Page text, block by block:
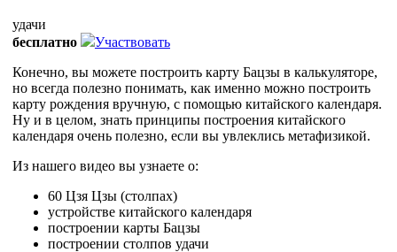
удачи
бесплатно
Участвовать
Конечно, вы можете построить карту Бацзы в калькуляторе,
но всегда полезно понимать, как именно можно построить
карту рождения вручную, с помощью китайского календаря.
Ну и в целом, знать принципы построения китайского
календаря очень полезно, если вы увлеклись метафизикой.
Из нашего видео вы узнаете о:
60 Цзя Цзы (столпах)
устройстве китайского календаря
построении карты Бацзы
построении столпов удачи